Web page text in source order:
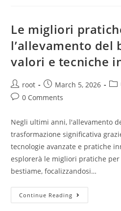
Le migliori
l’allevamento del
valori e tecniche
root March 5, 2026
0 Comments
Negli ultimi anni, l'allevamento
trasformazione significativa
tecnologie avanzate e pratiche
esplorerà le migliori pratiche
bestiame, focalizzandosi…
Continue Reading